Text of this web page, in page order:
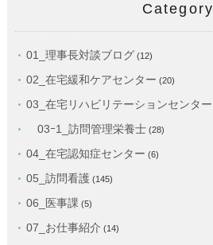
Category
01_理事長対談ブログ (12)
02_在宅緩和ケアセンター (20)
03_在宅リハビリテーションセンター
03ｰ1_訪問管理栄養士(28)
04_在宅認知症センター (6)
05_訪問看護 (145)
06_医事課 (5)
07_お仕事紹介 (14)